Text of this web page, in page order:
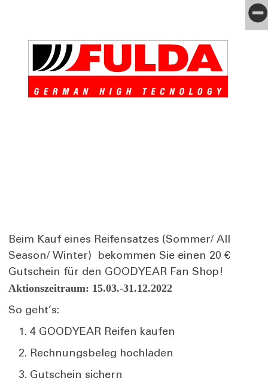
Beim Kauf eines Reifensatzes (Sommer/ All
Season/ Winter) bekommen Sie einen 20 €
Gutschein für den GOODYEAR Fan Shop!
Aktionszeitraum: 15.03.-31.12.2022
So geht’s:
4 GOODYEAR Reifen kaufen
Rechnungsbeleg hochladen
Gutschein sichern